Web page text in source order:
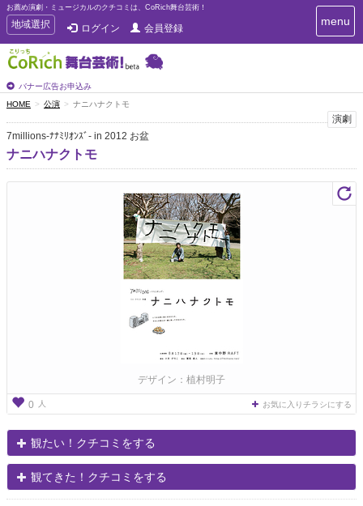
お薦め演劇・ミュージカルのクチコミは、CoRich舞台芸術！
T
o
g
g
e
n
a
v
i
g
地域選択 ログイン 会員登録
バナー広告お申込み
T
o
i
g
menu
HOME 公演 ナニハナクトモ
演劇
7millions-ﾅﾅﾐﾘｵﾝｽﾞ- in 2012 お盆
ナニハナクトモ
デザイン：植村明子
0 人 お気に入りチラシにする
観たい！クチコミをする
観てきた！クチコミをする